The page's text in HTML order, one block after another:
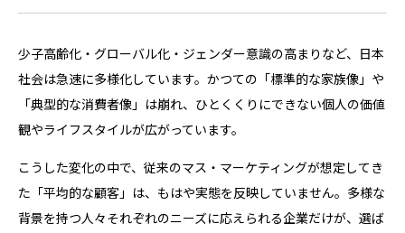
少子高齢化・グローバル化・ジェンダー意識の高まりなど、日本
社会は急速に多様化しています。かつての「標準的な家族像」や
「典型的な消費者像」は崩れ、ひとくくりにできない個人の価値
観やライフスタイルが広がっています。
こうした変化の中で、従来のマス・マーケティングが想定してき
た「平均的な顧客」は、もはや実態を反映していません。多様な
背景を持つ人々それぞれのニーズに応えられる企業だけが、選ば